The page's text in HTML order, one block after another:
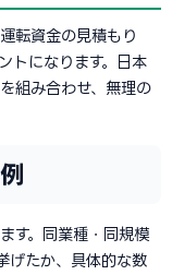
転資金の見積もり
トになります。日本
組み合わせ、無理の
す。同業種・同規模
げたか、具体的な数